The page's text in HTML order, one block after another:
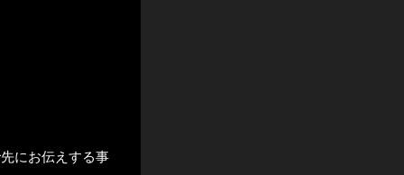
にお伝えする事